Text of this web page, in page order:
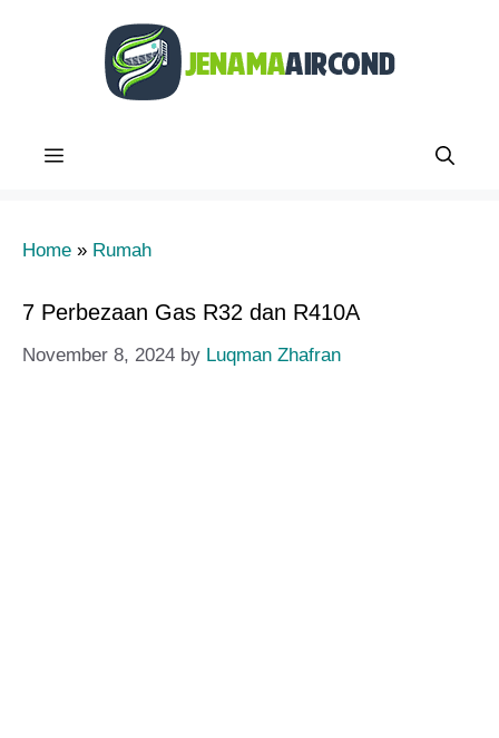
Menu
Home » Rumah
7 Perbezaan Gas R32 dan R410A
November 8, 2024 by Luqman Zhafran